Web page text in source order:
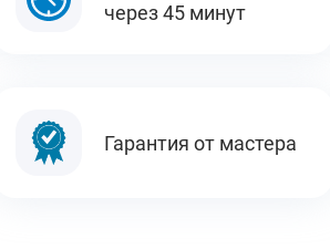
через 45 минут
Гарантия от мастера